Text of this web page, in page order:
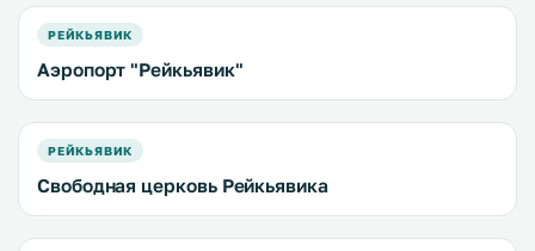
РЕЙКЬЯВИК
Аэропорт "Рейкьявик"
РЕЙКЬЯВИК
Свободная церковь Рейкьявика